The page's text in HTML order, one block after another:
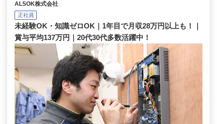
ALSOK株式会社
正社員
未経験OK・知識ゼロOK｜1年目で月収28万円以上も！｜
賞与平均137万円｜20代30代多数活躍中！